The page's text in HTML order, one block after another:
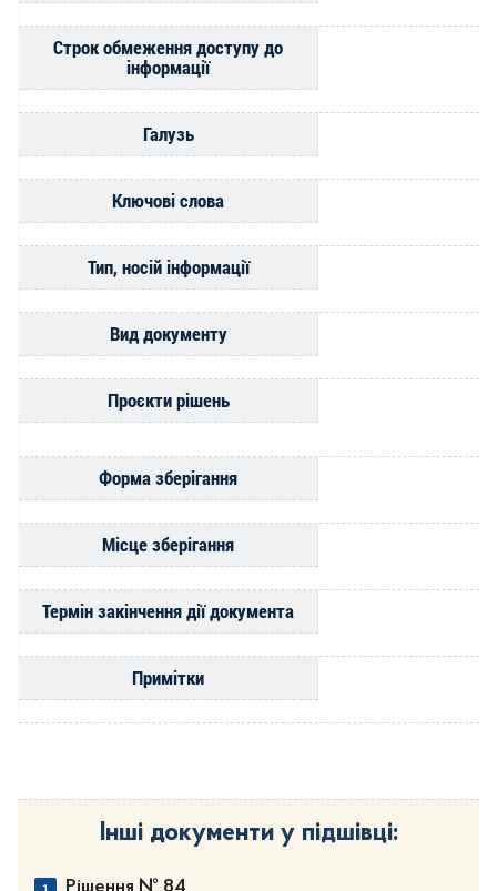
Строк обмеження доступу до
інформації
Галузь
Ключові слова
Тип, носій інформації
Вид документу
Проєкти рішень
Форма зберігання
Місце зберігання
Термін закінчення дії документа
Примітки
Інші документи у підшівці: